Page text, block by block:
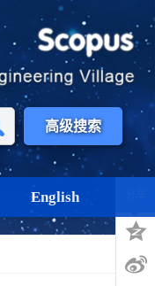
高级搜索
English